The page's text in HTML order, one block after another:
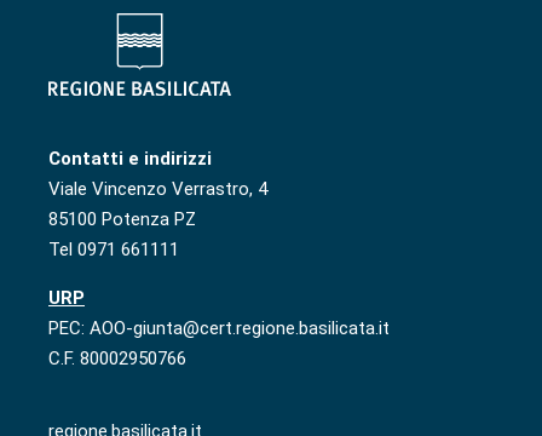
Contatti e indirizzi
Viale Vincenzo Verrastro, 4
85100 Potenza PZ
Tel 0971 661111
URP
PEC: AOO-giunta@cert.regione.basilicata.it
C.F. 80002950766
regione.basilicata.it